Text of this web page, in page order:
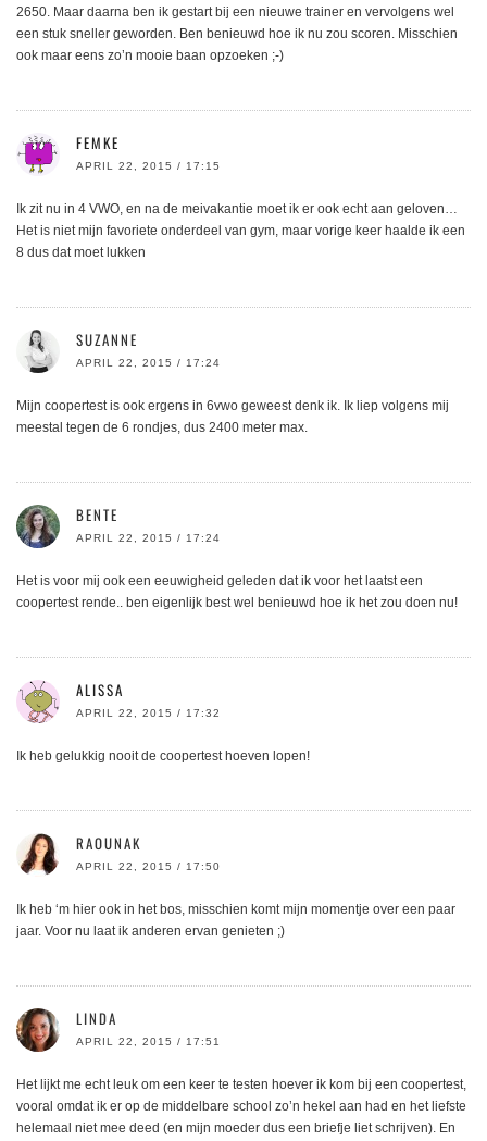
2650. Maar daarna ben ik gestart bij een nieuwe trainer en vervolgens wel
een stuk sneller geworden. Ben benieuwd hoe ik nu zou scoren. Misschien
ook maar eens zo’n mooie baan opzoeken ;-)
FEMKE
APRIL 22, 2015 / 17:15
Ik zit nu in 4 VWO, en na de meivakantie moet ik er ook echt aan geloven…
Het is niet mijn favoriete onderdeel van gym, maar vorige keer haalde ik een
8 dus dat moet lukken
SUZANNE
APRIL 22, 2015 / 17:24
Mijn coopertest is ook ergens in 6vwo geweest denk ik. Ik liep volgens mij
meestal tegen de 6 rondjes, dus 2400 meter max.
BENTE
APRIL 22, 2015 / 17:24
Het is voor mij ook een eeuwigheid geleden dat ik voor het laatst een
coopertest rende.. ben eigenlijk best wel benieuwd hoe ik het zou doen nu!
ALISSA
APRIL 22, 2015 / 17:32
Ik heb gelukkig nooit de coopertest hoeven lopen!
RAOUNAK
APRIL 22, 2015 / 17:50
Ik heb ‘m hier ook in het bos, misschien komt mijn momentje over een paar
jaar. Voor nu laat ik anderen ervan genieten ;)
LINDA
APRIL 22, 2015 / 17:51
Het lijkt me echt leuk om een keer te testen hoever ik kom bij een coopertest,
vooral omdat ik er op de middelbare school zo’n hekel aan had en het liefste
helemaal niet mee deed (en mijn moeder dus een briefje liet schrijven). En